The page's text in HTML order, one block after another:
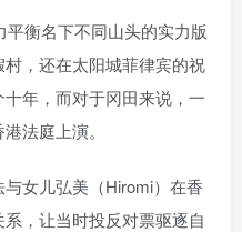
平衡名下不同山头的实力版
，还在太阳城菲律宾的祝
年，而对于冈田来说，一
法庭上演。
女儿弘美（Hiromi）在香
，让当时投反对票驱逐自